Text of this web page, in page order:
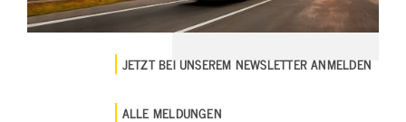
JETZT BEI UNSEREM NEWSLETTER ANMELDEN
ALLE MELDUNGEN